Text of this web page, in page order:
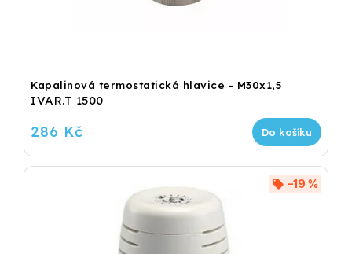
Kapalinová termostatická hlavice - M30x1,5
IVAR.T 1500
286 Kč Do košíku
–19 %